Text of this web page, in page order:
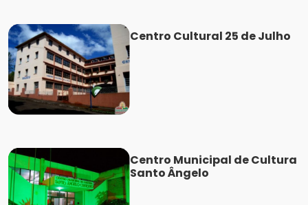
Centro Cultural 25 de Julho
Centro Municipal de Cultura
Santo Ângelo